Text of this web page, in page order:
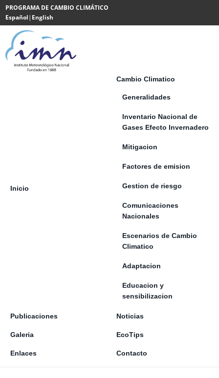
Saltar al contenido
PROGRAMA DE CAMBIO CLIMÁTICO
Español| English
Powered
by
Translate
Inicio
Cambio Climatico
Generalidades
Inventario Nacional de
Gases Efecto Invernadero
Mitigacion
Factores de emision
Gestion de riesgo
Comunicaciones
Nacionales
Escenarios de Cambio
Climatico
Adaptacion
Educacion y
sensibilizacion
Publicaciones Noticias
Galeria EcoTips
Enlaces Contacto